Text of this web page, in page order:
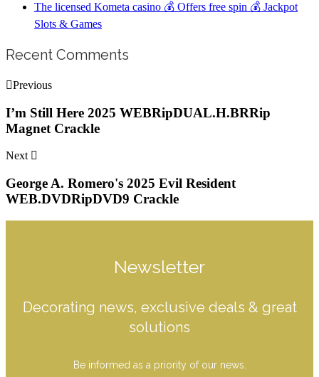
The licensed Kometa casino 💰 Offers free spin 💰 Jackpot
Slots & Games
Recent Comments
Previous
I’m Still Here 2025 WEBRipDUAL.H.BRRip
Magnet Crackle
Next
George A. Romero's 2025 Evil Resident
WEB.DVDRipDVD9 Crackle
Newsletter
Decorating news, exclusive deals & great
solutions
Be informed as a priority of our news.